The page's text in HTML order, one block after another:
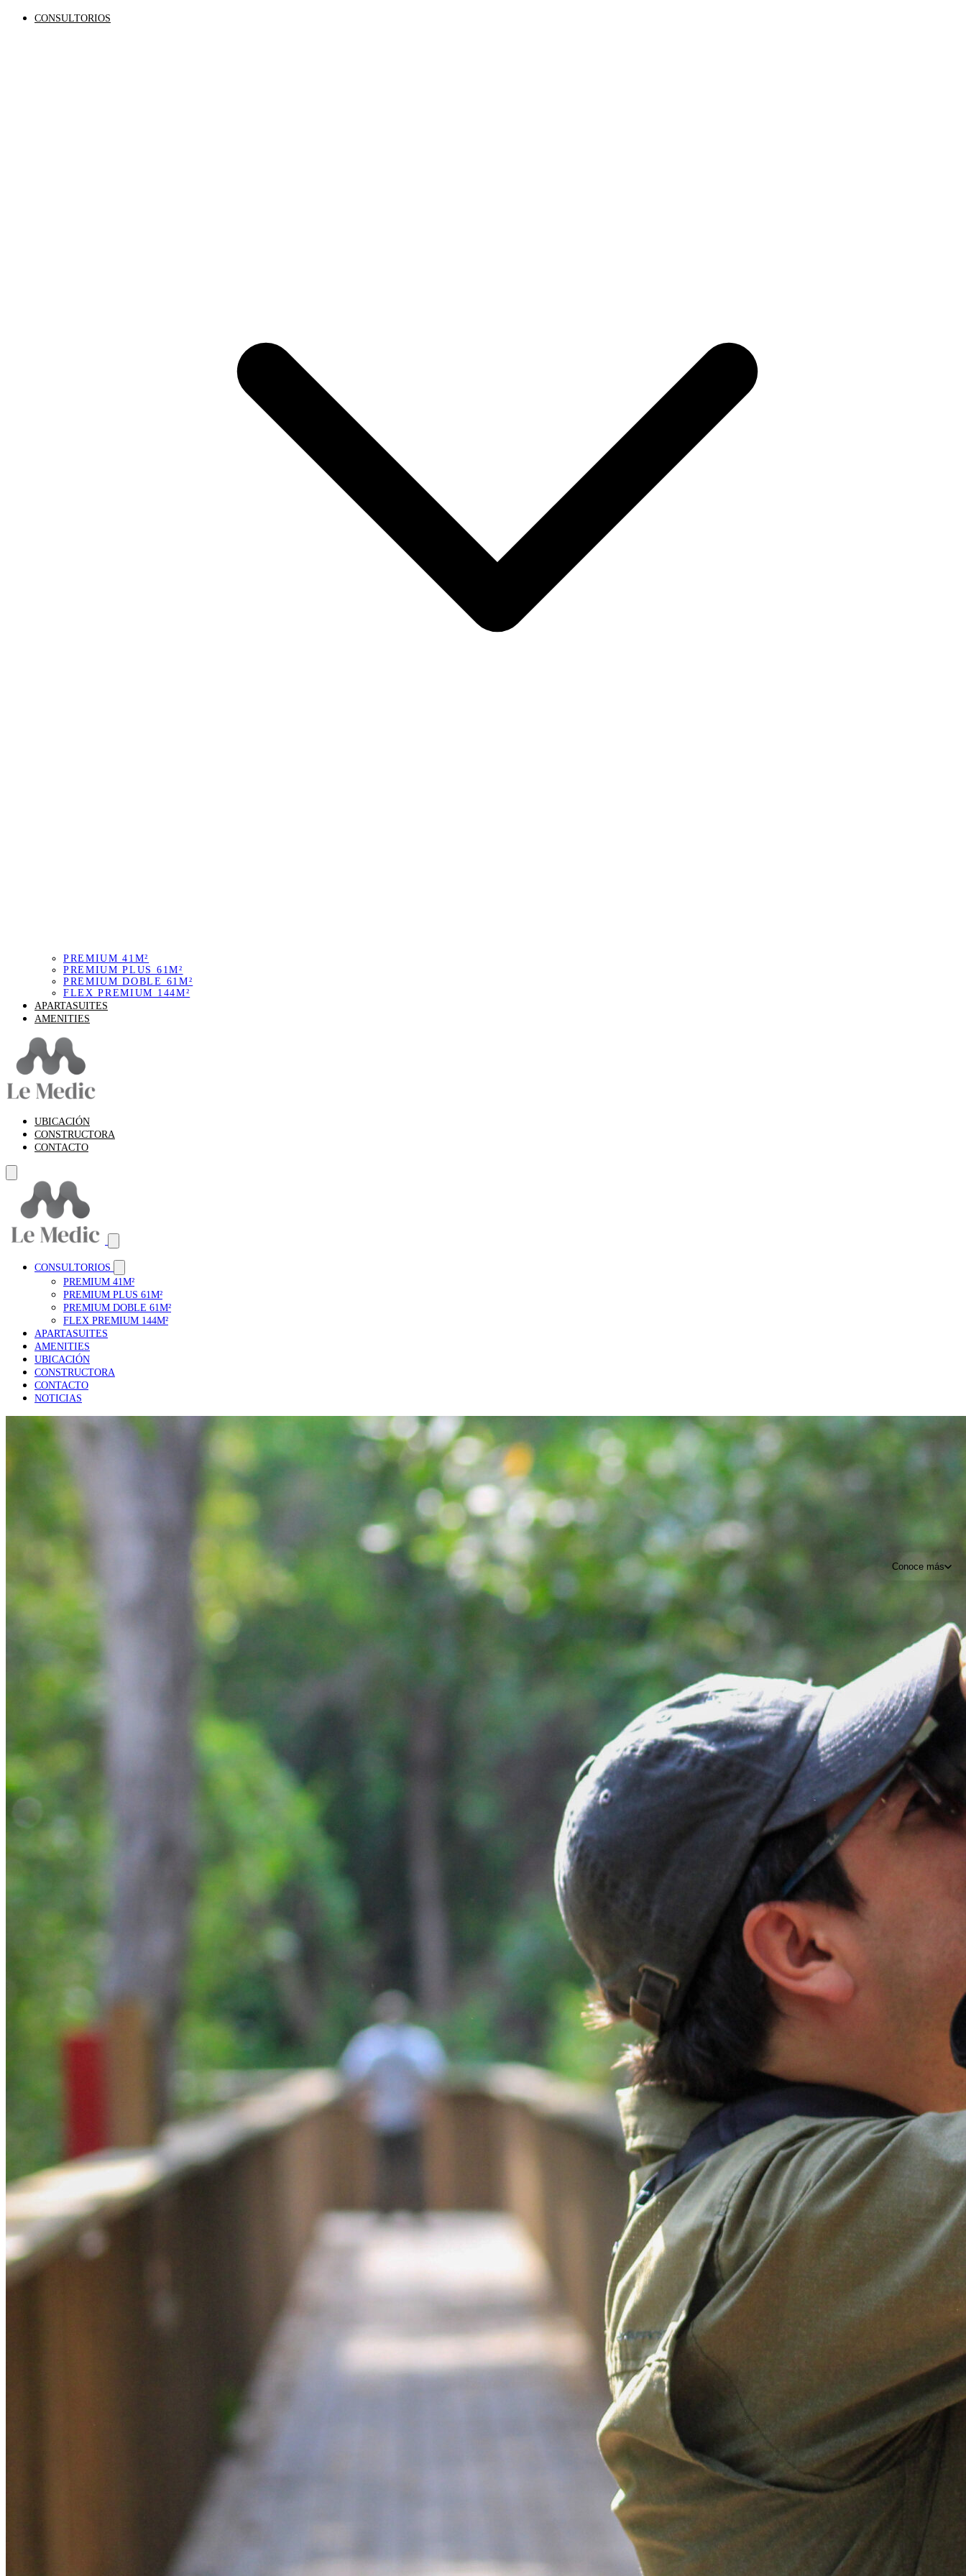
CONSULTORIOS
PREMIUM 41M²
PREMIUM PLUS 61M²
PREMIUM DOBLE 61M²
FLEX PREMIUM 144M²
APARTASUITES
AMENITIES
UBICACIÓN
CONSTRUCTORA
CONTACTO
CONSULTORIOS
PREMIUM 41M²
PREMIUM PLUS 61M²
PREMIUM DOBLE 61M²
FLEX PREMIUM 144M²
APARTASUITES
AMENITIES
UBICACIÓN
CONSTRUCTORA
CONTACTO
NOTICIAS
Conoce más